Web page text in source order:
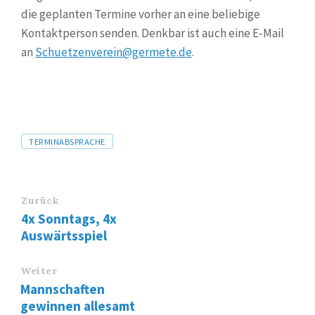
die geplanten Termine vorher an eine beliebige
Kontaktperson senden. Denkbar ist auch eine E-Mail
an Schuetzenverein@germete.de.
Tags
TERMINABSPRACHE
Zurück
4x Sonntags, 4x
Auswärtsspiel
Weiter
Mannschaften
gewinnen allesamt